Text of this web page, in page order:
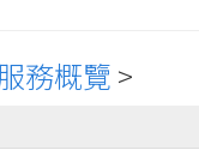
務概覽 >